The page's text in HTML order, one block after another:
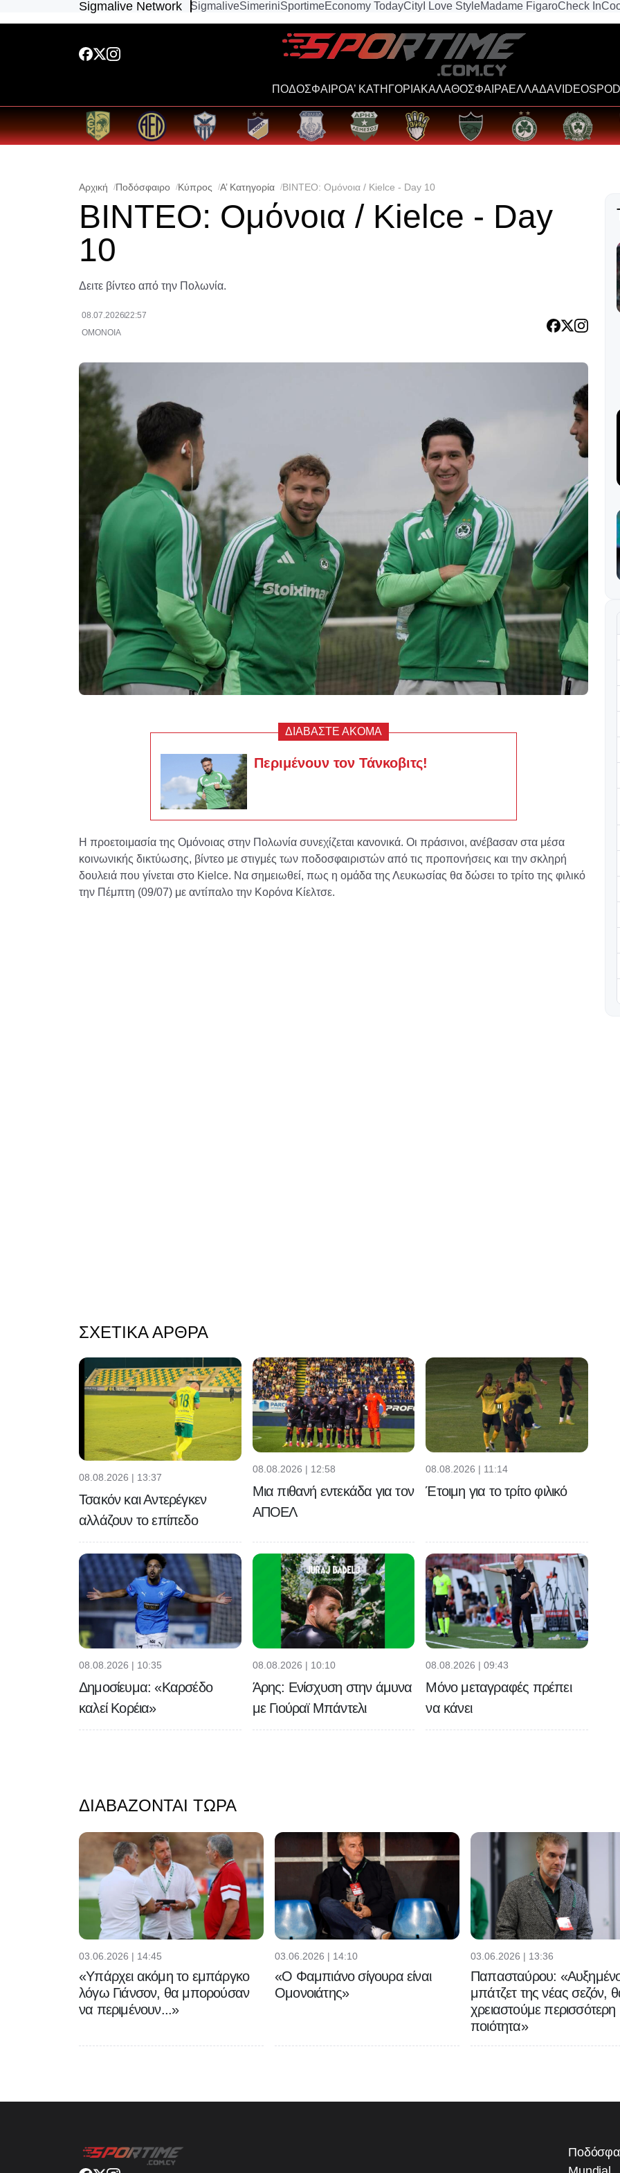
Sigmalive Network SigmaliveSimeriniSportimeEconomy TodayCity I Love StyleMadame FigaroCheck In
ΠΟΔΟΣΦΑΙΡΟΑ’ ΚΑΤΗΓΟΡΙΑΚΑΛΑΘΟΣΦΑΙΡΑΕΛΛΑΔΑVIDEOS
Αρχική Ποδόσφαιρο Κύπρος Α’ Κατηγορία ΒΙΝΤΕΟ: Ομόνοια / Kielce - Day 10
ΒΙΝΤΕΟ: Ομόνοια / Kielce - Day
10
Δειτε βίντεο από την Πολωνία.
08.07.202622:57
ΟΜΟΝΟΙΑ
ΔΙΑΒΑΣΤΕ ΑΚΟΜΑ
Περιμένουν τον Τάνκοβιτς!
Η προετοιμασία της Ομόνοιας στην Πολωνία συνεχίζεται κανονικά. Οι πράσινοι, ανέβασαν στα μέσα
κοινωνικής δικτύωσης, βίντεο με στιγμές των ποδοσφαιριστών από τις προπονήσεις και την σκληρή
δουλειά που γίνεται στο Kielce. Να σημειωθεί, πως η ομάδα της Λευκωσίας θα δώσει το τρίτο της φιλικό
την Πέμπτη (09/07) με αντίπαλο την Κορόνα Κίελτσε.
ΣΧΕΤΙΚΆ ΆΡΘΡΑ
08.08.2026 | 13:37
Τσακόν και Αντερέγκεν
αλλάζουν το επίπεδο
08.08.2026 | 12:58
Μια πιθανή εντεκάδα για τον
ΑΠΟΕΛ
08.08.2026 | 11:14
Έτοιμη για το τρίτο φιλικό
08.08.2026 | 10:35
Δημοσίευμα: «Καρσέδο
καλεί Κορέια»
08.08.2026 | 10:10
Άρης: Ενίσχυση στην άμυνα
με Γιούραϊ Μπάντελι
08.08.2026 | 09:43
Μόνο μεταγραφές πρέπει
να κάνει
ΔΙΑΒΆΖΟΝΤΑΙ ΤΏΡΑ
03.06.2026 | 14:45
«Υπάρχει ακόμη το εμπάργκο
λόγω Γιάνσον, θα μπορούσαν
να περιμένουν...»
03.06.2026 | 14:10
«Ο Φαμπιάνο σίγουρα είναι
Ομονοιάτης»
03.06.2026 | 13:36
Παπασταύρου:
μπάτζετ της νέας σεζόν,
χρειαστούμε περισσότερη
ποιότητα»